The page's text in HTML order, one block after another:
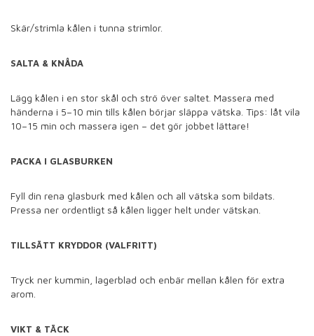
Skär/strimla kålen i tunna strimlor.
SALTA & KNÅDA
Lägg kålen i en stor skål och strö över saltet. Massera med
händerna i 5–10 min tills kålen börjar släppa vätska. Tips: låt vila
10–15 min och massera igen – det gör jobbet lättare!
PACKA I GLASBURKEN
Fyll din rena glasburk med kålen och all vätska som bildats.
Pressa ner ordentligt så kålen ligger helt under vätskan.
TILLSÄTT KRYDDOR (VALFRITT)
Tryck ner kummin, lagerblad och enbär mellan kålen för extra
arom.
VIKT & TÄCK